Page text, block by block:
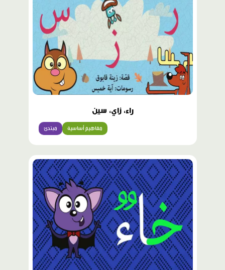
راء، زاي، سين
مبتدئ مفاهيم أساسية
محتوى
مميّز